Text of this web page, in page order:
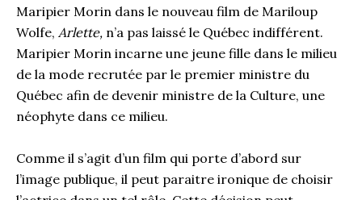
Maripier Morin dans le nouveau film de Mariloup
Wolfe, Arlette, n’a pas laissé le Québec indifférent.
Maripier Morin incarne une jeune fille dans le milieu
de la mode recrutée par le premier ministre du
Québec afin de devenir ministre de la Culture, une
néophyte dans ce milieu.
Comme il s’agit d’un film qui porte d’abord sur
l’image publique, il peut paraitre ironique de choisir